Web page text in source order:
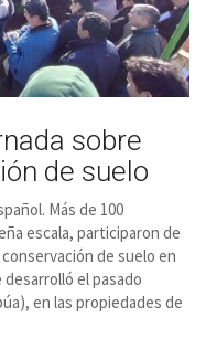
sobre
de suelo
Más de 100
escala, participaron de
de suelo en
el pasado
en las propiedades de